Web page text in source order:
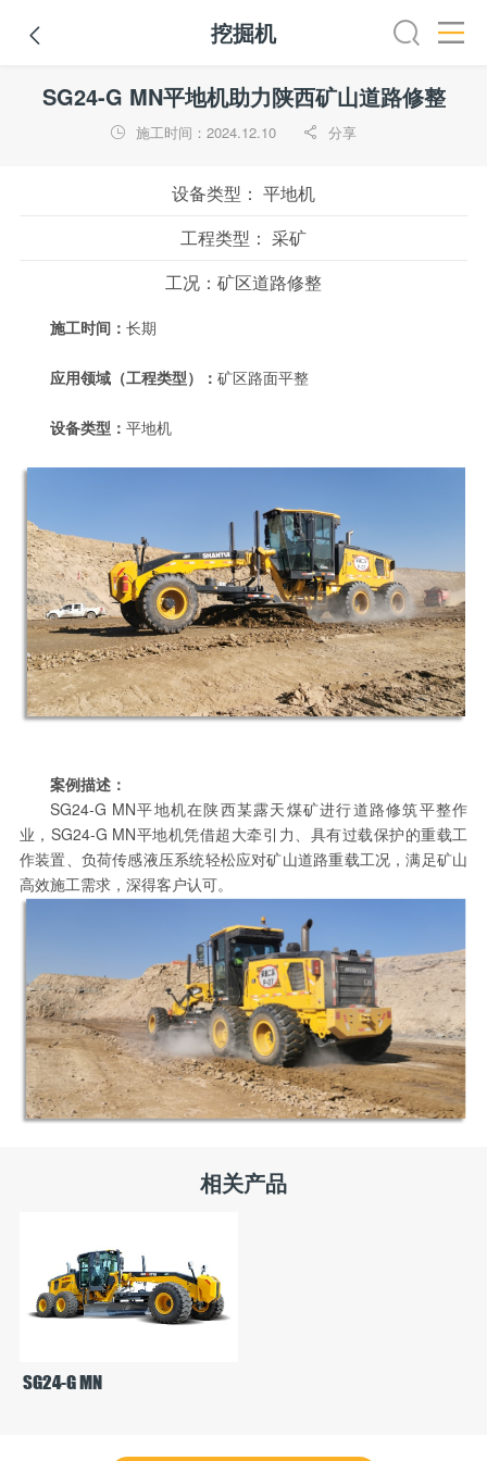
 挖掘机
平地机 装载机 挖掘机 铣刨机 摊铺机 冷再生机
SG24-G MN平地机助力陕西矿山道路修整
 施工时间：2024.12.10  分享
设备类型： 平地机
工程类型： 采矿
工况： 矿区道路修整
施工时间： 长期
应用领域（工程类型）： 矿区路面平整
设备类型： 平地机
案例描述：
SG24-G MN平地机在陕西某露天煤矿进行道路修筑平整作
业，SG24-G MN平地机凭借超大牵引力、具有过载保护的重载工
作装置、负荷传感液压系统轻松应对矿山道路重载工况，满足矿山
高效施工需求，深得客户认可。
相关产品
SG24-G MN